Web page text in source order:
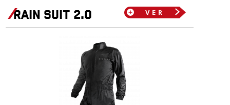
rain suit 2.0 VER